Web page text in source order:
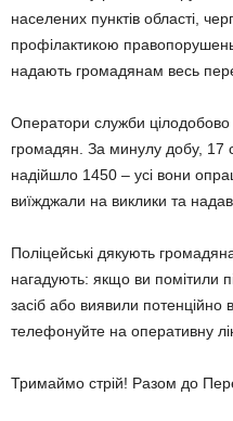
населених пунктів області,
профілактикою
надають громадянам весь
Оператори служби
громадян. За минулу добу, 17
надійшло 1450 – усі вони
виїжджали на виклики та
Поліцейські дякують
нагадують: якщо ви помітили
засіб або виявили
телефонуйте на оперативну
Тримаймо стрій! Разом до